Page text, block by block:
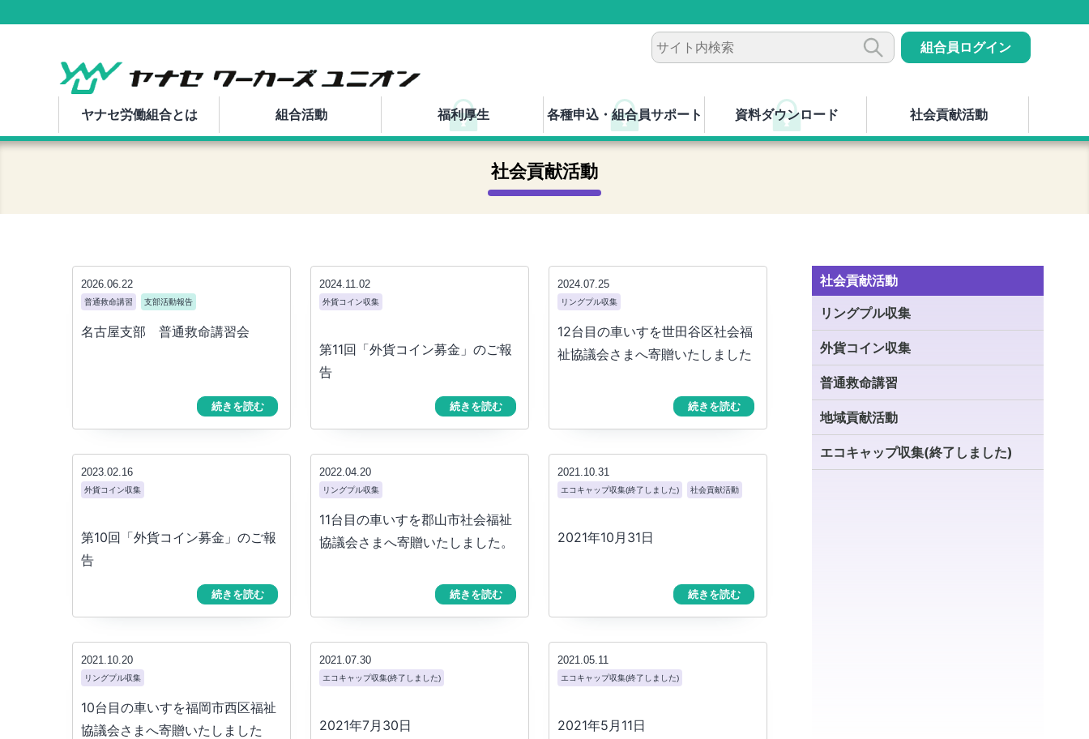
へ
ッ
組合員ログイン
ヤナセ労働組合とは 組合活動 福利厚生 各種申込・組合員サポート 資料ダウンロード 社会貢献活動
社会貢献活動
2026.06.22
普通救命講習 支部活動報告
名古屋支部 普通救命講習会
続きを読む
2024.11.02
外貨コイン収集
第11回「外貨コイン募金」のご報
告
続きを読む
2024.07.25
リングプル収集
12台目の車いすを世田谷区社会福
祉協議会さまへ寄贈いたしました
続きを読む
2023.02.16
外貨コイン収集
第10回「外貨コイン募金」のご報
告
続きを読む
2022.04.20
リングプル収集
11台目の車いすを郡山市社会福祉
協議会さまへ寄贈いたしました。
続きを読む
2021.10.31
エコキャップ収集(終了しました) 社会貢献活動
2021年10月31日
続きを読む
2021.10.20
リングプル収集
10台目の車いすを福岡市西区福祉
協議会さまへ寄贈いたしました
2021.07.30
エコキャップ収集(終了しました)
2021年7月30日
2021.05.11
エコキャップ収集(終了しました)
2021年5月11日
社会貢献活動
リングプル収集
外貨コイン収集
普通救命講習
地域貢献活動
エコキャップ収集(終了しました)